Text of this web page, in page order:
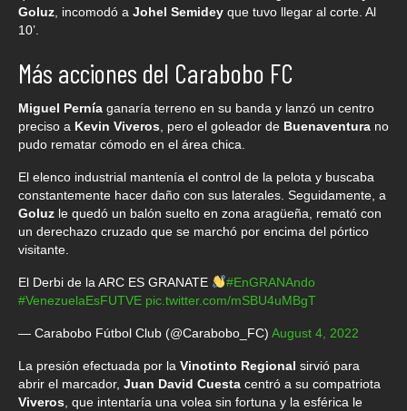
Goluz , incomodó a Johel Semidey que tuvo llegar al corte. Al
10’.
Más acciones del Carabobo FC
Miguel Pernía ganaría terreno en su banda y lanzó un centro
preciso a Kevin Viveros , pero el goleador de Buenaventura no
pudo rematar cómodo en el área chica.
El elenco industrial mantenía el control de la pelota y buscaba
constantemente hacer daño con sus laterales. Seguidamente, a
Goluz le quedó un balón suelto en zona aragüeña, remató con
un derechazo cruzado que se marchó por encima del pórtico
visitante.
El Derbi de la ARC ES GRANATE
#EnGRANAndo
#VenezuelaEsFUTVE pic.twitter.com/mSBU4uMBgT
— Carabobo Fútbol Club (@Carabobo_FC) August 4, 2022
La presión efectuada por la Vinotinto Regional sirvió para
abrir el marcador, Juan David Cuesta centró a su compatriota
Viveros , que intentaría una volea sin fortuna y la esférica le